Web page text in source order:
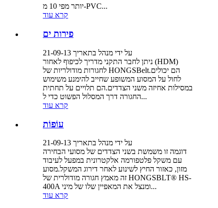
יותר מפי 10 מ-PVC...
קרא עוד
פירות ים
על ידי מנהל בתאריך 21-09-13
ניתן לחבר התקני מדריך לכיפוף לאחור (HDM)
לחגורות מודולריות של HONGSBelt.הם יכולים
לחול על המסוע המשופע שחייב להימנע משימוש
במסילות אחיזה משני הצדדים.הם תלויים על תחתית
החגורה דרך המסלול הפשוט כדי ל...
קרא עוד
עוֹפוֹת
על ידי מנהל בתאריך 21-09-13
דוגמה זו משמשת בשני הצדדים של מסועי הבחירה
עם משקל פלטפורמה אלקטרונית במפעל לעיבוד
מזון, כאזור החיץ לשינוע לאחר דירוג המשקל.מסוע
זה מאמץ חגורה מודולרית של HONGSBLT® HS-
400A ומנצל את המאפיין שלו של מיני...
קרא עוד